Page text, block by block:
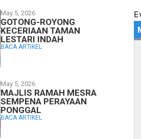
May 5, 2026
GOTONG-ROYONG
KECERIAAN TAMAN
LESTARI INDAH
BACA ARTIKEL
May 5, 2026
MAJLIS RAMAH MESRA
SEMPENA PERAYAAN
PONGGAL
BACA ARTIKEL